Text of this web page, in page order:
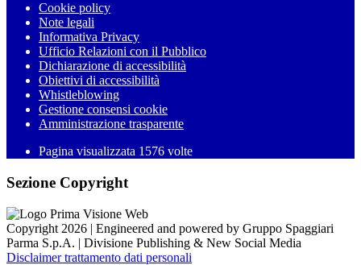
Cookie policy
Note legali
Informativa Privacy
Ufficio Relazioni con il Pubblico
Dichiarazione di accessibilità
Obiettivi di accessibilità
Whistleblowing
Gestione consensi cookie
Amministrazione trasparente
Pagina visualizzata 1576 volte
Sezione Copyright
Copyright 2026 | Engineered and powered by Gruppo Spaggiari
Parma S.p.A. | Divisione Publishing & New Social Media
Disclaimer trattamento dati personali